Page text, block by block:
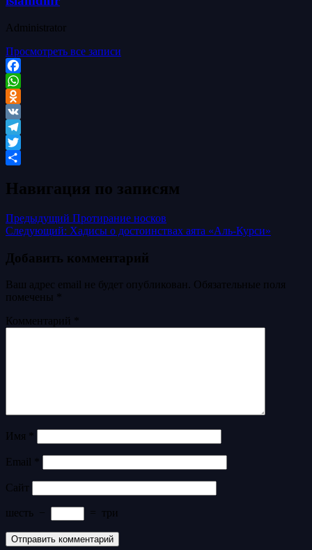
Administrator
Просмотреть все записи
Facebook
WhatsApp
Odnoklassniki
VK
Telegram
Twitter
Навигация по записям
Предыдущий Протирание носков
Следующий: Хадисы о достоинствах аята «Аль-Курси»
Добавить комментарий
Ваш адрес email не будет опубликован.
Обязательные поля
помечены
Комментарий
Имя
Email
Сайт
шесть − = три